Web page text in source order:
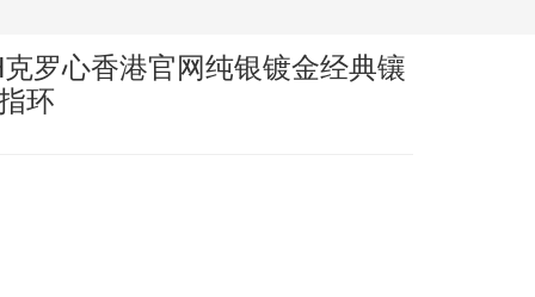
罗心香港官网纯银镀金经典镶
环